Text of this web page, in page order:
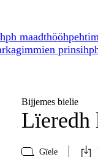
Bijjemes bielie
Lïeredh
Gïele